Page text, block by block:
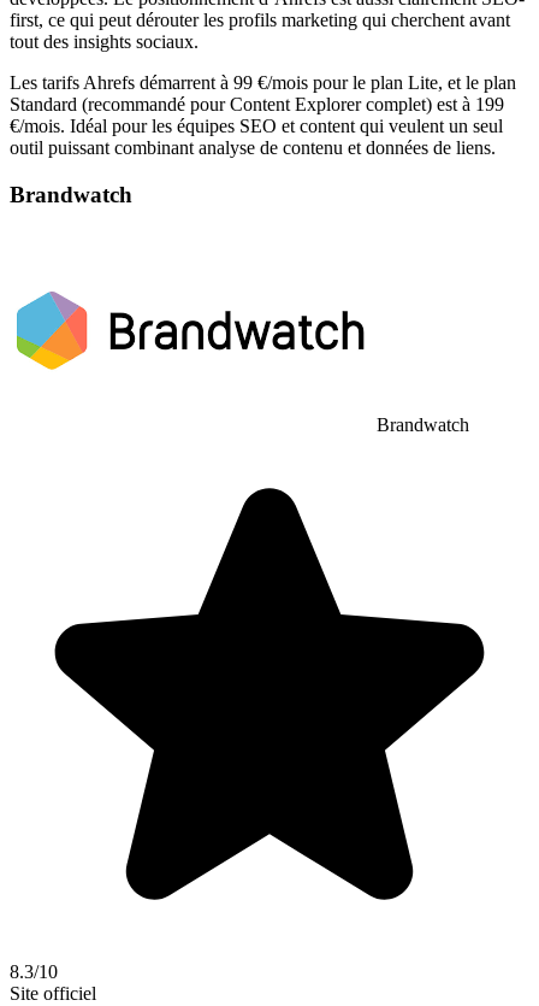
first, ce qui peut dérouter les profils marketing qui cherchent avant
tout des insights sociaux.
Les tarifs Ahrefs démarrent à 99 €/mois pour le plan Lite, et le plan
Standard (recommandé pour Content Explorer complet) est à 199
€/mois. Idéal pour les équipes SEO et content qui veulent un seul
outil puissant combinant analyse de contenu et données de liens.
Brandwatch
Brandwatch
8.3/10
Site officiel